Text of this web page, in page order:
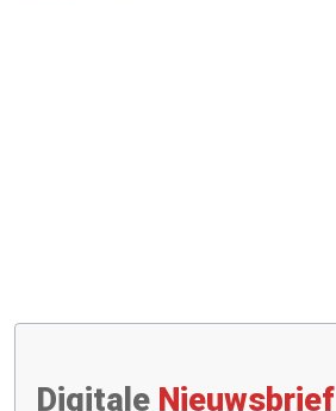
Digitale Nieuwsbrief